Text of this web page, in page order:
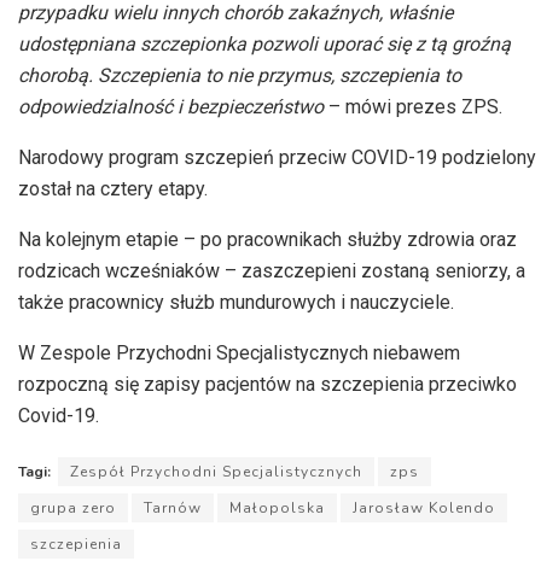
przypadku wielu innych chorób zakaźnych, właśnie
udostępniana szczepionka pozwoli uporać się z tą groźną
chorobą. Szczepienia to nie przymus, szczepienia to
odpowiedzialność i bezpieczeństwo– mówi prezes ZPS.
Narodowy program szczepień przeciw COVID-19 podzielony
został na cztery etapy.
Na kolejnym etapie – po pracownikach służby zdrowia oraz
rodzicach wcześniaków – zaszczepieni zostaną seniorzy, a
także pracownicy służb mundurowych i nauczyciele.
W Zespole Przychodni Specjalistycznych niebawem
rozpoczną się zapisy pacjentów na szczepienia przeciwko
Covid-19.
Tagi: Zespół Przychodni Specjalistycznych
zps
grupa zero
Tarnów Małopolska
Jarosław Kolendo
szczepienia